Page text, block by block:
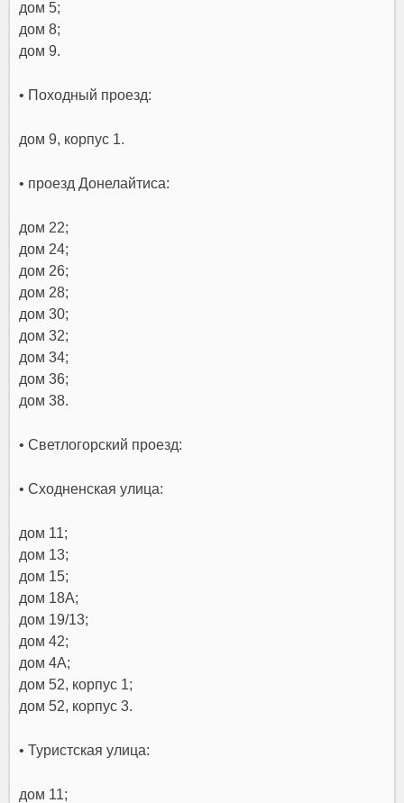
дом 5;
дом 8;
дом 9.
• Походный проезд:
дом 9, корпус 1.
• проезд Донелайтиса:
дом 22;
дом 24;
дом 26;
дом 28;
дом 30;
дом 32;
дом 34;
дом 36;
дом 38.
• Светлогорский проезд:
• Сходненская улица:
дом 11;
дом 13;
дом 15;
дом 18А;
дом 19/13;
дом 42;
дом 4А;
дом 52, корпус 1;
дом 52, корпус 3.
• Туристская улица:
дом 11;